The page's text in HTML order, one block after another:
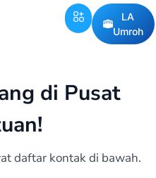
LA
Umroh
di Pusat
daftar kontak di bawah.